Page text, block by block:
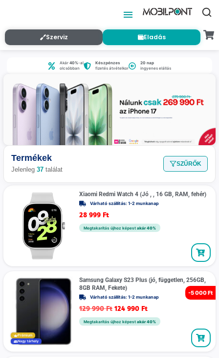
Szerviz Eladás
Akár40%-al
olcsóbban
Készpénzes
fizetés átvételkor
20 nap
ingyenes elállás
Termékek
Jelenleg 37 találat
SZŰRŐK
Xiaomi Redmi Watch 4 (Jó , , 16 GB, RAM, fehér)
Várható szállítás: 1-2 munkanap
28 999 Ft
Megtakarítás újhoz képest akár 40%
-5 000 Ft
Prémium
Nagy tárhely
Samsung Galaxy S23 Plus (jó, független, 256GB,
8GB RAM, Fekete)
Várható szállítás: 1-2 munkanap
129 990Ft 124 990 Ft
Megtakarítás újhoz képest akár 40%